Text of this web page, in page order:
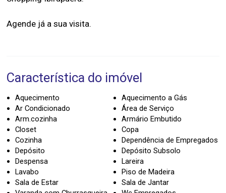
Agende já a sua visita.
Característica do imóvel
Aquecimento
Aquecimento a Gás
Ar Condicionado
Área de Serviço
Arm.cozinha
Armário Embutido
Closet
Copa
Cozinha
Dependência de Empregados
Depósito
Depósito Subsolo
Despensa
Lareira
Lavabo
Piso de Madeira
Sala de Estar
Sala de Jantar